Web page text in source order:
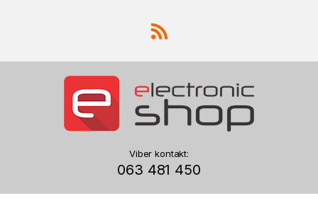
Viber kontakt:
063 481 450